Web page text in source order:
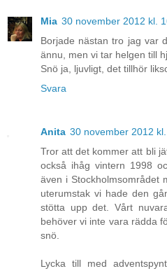
Mia 30 november 2012 kl.
Borjade nästan tro jag var
ännu, men vi tar helgen till
Snö ja, ljuvligt, det tillhör
Svara
Anita 30 november 2012
Tror att det kommer att bli
också ihåg vintern 1998
även i Stockholmsområdet
uterumstak vi hade den
stötta upp det. Vårt
behöver vi inte vara rädda
snö.
Lycka till med